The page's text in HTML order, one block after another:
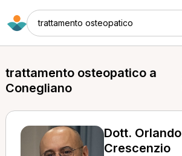
trattamento osteopatico
trattamento osteopatico a
Conegliano
Dott. Orlando
Crescenzio